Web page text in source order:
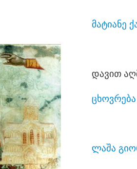
მატიანე
დავით
ლაშა